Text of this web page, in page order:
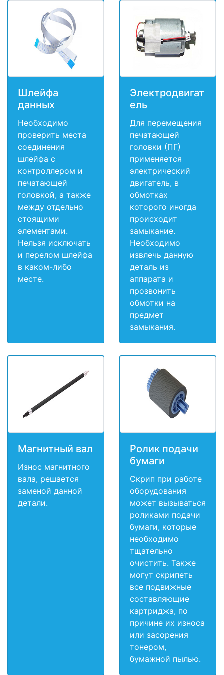
Шлейфа
данных
Необходимо
проверить места
соединения
шлейфа с
контроллером и
печатающей
головкой, а также
между отдельно
стоящими
элементами.
Нельзя исключать
и перелом шлейфа
в каком-либо
месте.
Электродвигат
ель
Для перемещения
печатающей
головки (ПГ)
применяется
электрический
двигатель, в
обмотках
которого иногда
происходит
замыкание.
Необходимо
извлечь данную
деталь из
аппарата и
прозвонить
обмотки на
предмет
замыкания.
Магнитный вал
Износ магнитного
вала, решается
заменой данной
детали.
Ролик подачи
бумаги
Скрип при работе
оборудования
может вызываться
роликами подачи
бумаги, которые
необходимо
тщательно
очистить. Также
могут скрипеть
все подвижные
составляющие
картриджа, по
причине их износа
или засорения
тонером,
бумажной пылью.